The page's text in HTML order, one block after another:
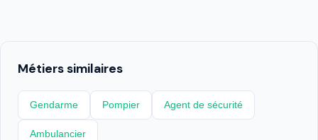
Métiers similaires
Gendarme Pompier Agent de sécurité
Ambulancier